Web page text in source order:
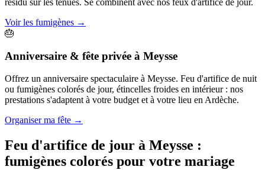
Voir les fumigènes →
🎂
Anniversaire & fête privée à Meysse
Offrez un anniversaire spectaculaire à Meysse. Feu d'artifice de nuit
ou fumigènes colorés de jour, étincelles froides en intérieur : nos
prestations s'adaptent à votre budget et à votre lieu en Ardèche.
Organiser ma fête →
Feu d'artifice de jour à Meysse :
fumigènes colorés pour votre mariage